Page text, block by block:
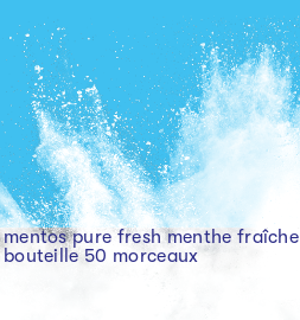
mentos pure fresh menthe fraîche
bouteille 50 morceaux